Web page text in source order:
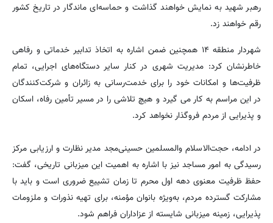
رهبر شهید به نمایش خواهند گذاشت و حماسه‌ای ماندگار در تاریخ کشور
رقم خواهند زد.
شهردار منطقه ۱۴ همچنین ضمن اشاره به اتخاذ تدابیر خدماتی و رفاهی
خاطرنشان کرد: مدیریت شهری در کنار سایر دستگاه‌های اجرایی، تمام
ظرفیت‌ها و امکانات خود را برای خدمت‌رسانی به زائران و شرکت‌کنندگان
در این مراسم به کار می گیرد و هیچ تلاشی را در مسیر تأمین رفاه، اسکان
و پذیرایی از مردم فروگذار نخواهد کرد.
در ادامه، حجت‌الاسلام والمسلمین حسینی‌مجد مدیر نظارت و ارزیابی مرکز
رسیدگی به امور مساجد نیز با اشاره به اهمیت این میزبانی تاریخی، گفت:
حفظ ظرفیت معنوی دهه اول محرم تا زمان تشییع ضروری است و باید با
مشارکت گسترده مردم، به‌ویژه بانوان مؤمنه، برای تهیه نذورات و ملزومات
پذیرایی، زمینه میزبانی شایسته از عزاداران فراهم شود.